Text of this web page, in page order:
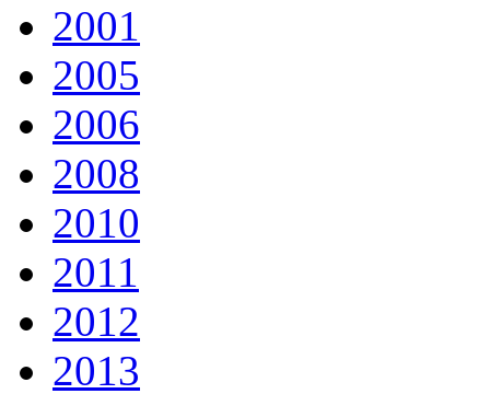
2001
2005
2006
2008
2010
2011
2012
2013